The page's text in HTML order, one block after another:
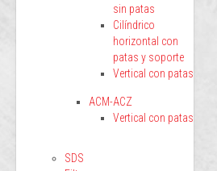
sin patas
Cilíndrico
horizontal con
patas y soporte
Vertical con patas
ACM-ACZ
Vertical con patas
SDS